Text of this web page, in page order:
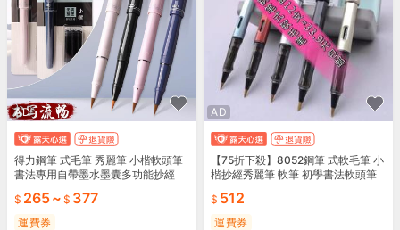
AD
得力鋼筆 式毛筆 秀麗筆 小楷軟頭筆
書法專用自帶墨水墨囊多功能抄經
265~ 377
運費券
AD
【75折下殺】8052鋼筆 式軟毛筆 小
楷抄經秀麗筆 軟筆 初學書法軟頭筆
512
運費券